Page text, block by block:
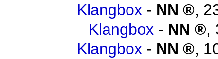
Klangbox - NN ,
Klangbox - NN ,
Klangbox - NN ,